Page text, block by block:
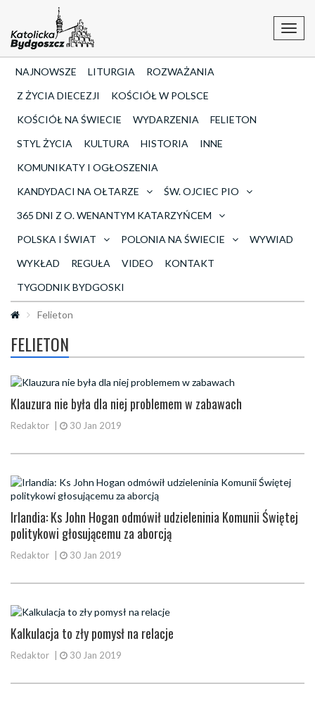
NAJNOWSZE LITURGIA
ROZWAŻANIA
Z ŻYCIA DIECEZJI
KOŚCIÓŁ W POLSCE
KOŚCIÓŁ NA ŚWIECIE
WYDARZENIA
FELIETON
STYL ŻYCIA
KULTURA HISTORIA
INNE
KOMUNIKATY I OGŁOSZENIA
KANDYDACI NA OŁTARZE
ŚW. OJCIEC PIO
365 DNI Z O. WENANTYM KATARZYŃCEM
POLSKA I ŚWIAT
POLONIA NA ŚWIECIE
WYWIAD
WYKŁAD
REGUŁA VIDEO
KONTAKT
TYGODNIK BYDGOSKI
Felieton
FELIETON
Klauzura nie była dla niej problemem w zabawach
Redaktor 30 Jan 2019
Irlandia: Ks John Hogan odmówił udzieleninia Komunii Świętej
politykowi głosującemu za aborcją
Redaktor 30 Jan 2019
Kalkulacja to zły pomysł na relacje
Redaktor 30 Jan 2019